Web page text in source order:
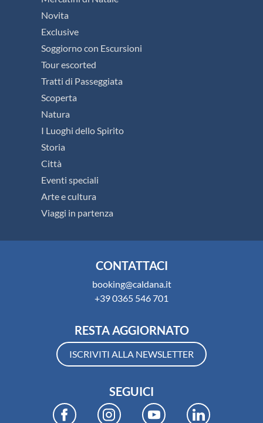
Novita
Exclusive
Soggiorno con Escursioni
Tour escorted
Tratti di Passeggiata
Scoperta
Natura
I Luoghi dello Spirito
Storia
Città
Eventi speciali
Arte e cultura
Viaggi in partenza
CONTATTACI
booking@caldana.it
+39 0365 546 701
RESTA AGGIORNATO
ISCRIVITI ALLA NEWSLETTER
SEGUICI